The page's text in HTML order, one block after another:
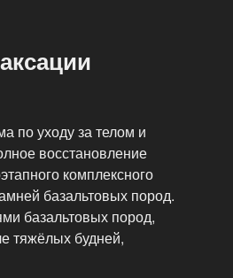
по уходу за телом и
восстановление
комплексного
базальтовых пород.
базальтовых пород,
тяжёлых будней,